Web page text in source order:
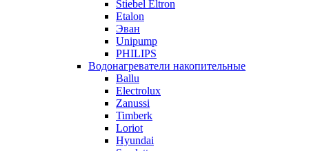
Stiebel Eltron
Etalon
Эван
Unipump
PHILIPS
Водонагреватели накопительные
Ballu
Electrolux
Zanussi
Timberk
Loriot
Hyundai